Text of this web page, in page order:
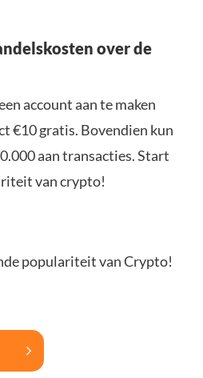
over de
account aan te maken
€10 gratis. Bovendien kun
aan transacties. Start
van crypto!
populariteit van Crypto!